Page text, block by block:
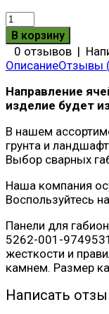
0 отзывов |
ОписаниеОтзывы
Направление
изделие будет
В нашем
грунта и
Выбор сварных
Наша компания
Воспользуйтесь
Панели для
5262-001-
жесткости и
камнем. Размер
Написать